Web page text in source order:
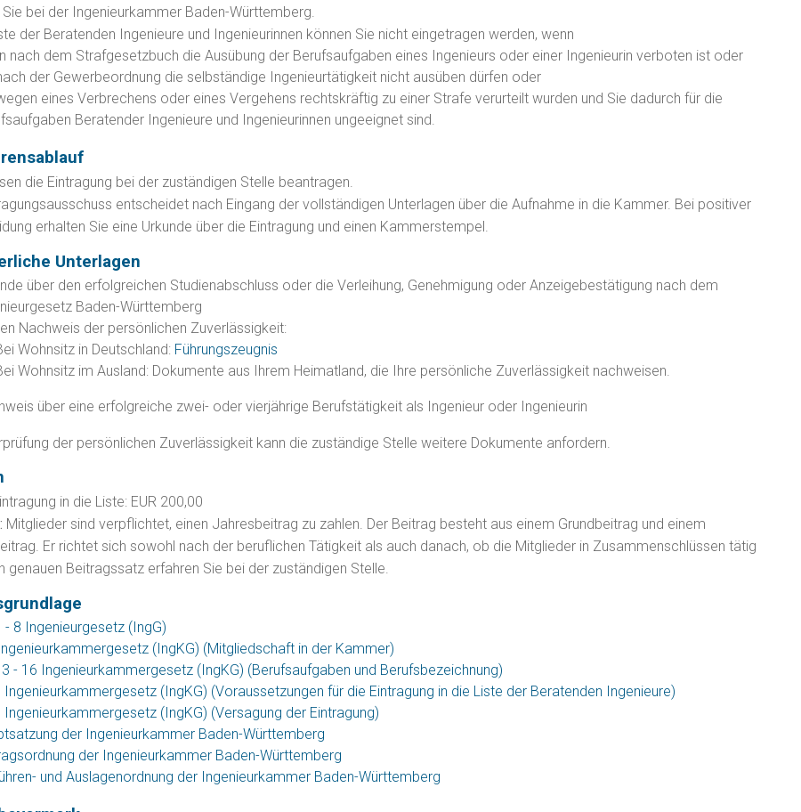
Sie bei der Ingenieurkammer Baden-Württemberg.
der Beratenden Ingenieure und Ingenieurinnen können Sie nicht eingetragen werden, wenn
nach dem Strafgesetzbuch die Ausübung der Berufsaufgaben eines Ingenieurs oder einer Ingenieurin verboten ist oder
der Gewerbeordnung die selbständige Ingenieurtätigkeit nicht ausüben dürfen oder
eines Verbrechens oder eines Vergehens rechtskräftig zu einer Strafe verurteilt wurden und Sie dadurch für die
Beratender Ingenieure und Ingenieurinnen ungeeignet sind.
die Eintragung bei der zuständigen Stelle beantragen.
entscheidet nach Eingang der vollständigen Unterlagen über die Aufnahme in die Kammer. Bei positiver
erhalten Sie eine Urkunde über die Eintragung und einen Kammerstempel.
Unterlagen
über den erfolgreichen Studienabschluss oder die Verleihung, Genehmigung oder Anzeigebestätigung nach dem
Baden-Württemberg
Nachweis der persönlichen Zuverlässigkeit:
Wohnsitz in Deutschland: Führungszeugnis
Wohnsitz im Ausland: Dokumente aus Ihrem Heimatland, die Ihre persönliche Zuverlässigkeit nachweisen.
über eine erfolgreiche zwei- oder vierjährige Berufstätigkeit als Ingenieur oder Ingenieurin
der persönlichen Zuverlässigkeit kann die zuständige Stelle weitere Dokumente anfordern.
in die Liste: EUR 200,00
Mitglieder sind verpflichtet, einen Jahresbeitrag zu zahlen. Der Beitrag besteht aus einem Grundbeitrag und einem
Er richtet sich sowohl nach der beruflichen Tätigkeit als auch danach, ob die Mitglieder in Zusammenschlüssen tätig
genauen Beitragssatz erfahren Sie bei der zuständigen Stelle.
- 8 Ingenieurgesetz (IngG)
(IngKG) (Mitgliedschaft in der Kammer)
- 16 Ingenieurkammergesetz (IngKG) (Berufsaufgaben und Berufsbezeichnung)
Ingenieurkammergesetz (IngKG) (Voraussetzungen für die Eintragung in die Liste der Beratenden Ingenieure)
Ingenieurkammergesetz (IngKG) (Versagung der Eintragung)
der Ingenieurkammer Baden-Württemberg
der Ingenieurkammer Baden-Württemberg
und Auslagenordnung der Ingenieurkammer Baden-Württemberg